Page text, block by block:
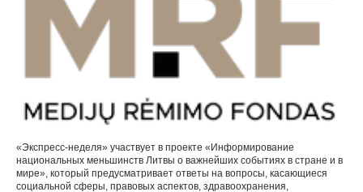
«Экспресс-неделя» участвует в проекте «Информирование
национальных меньшинств Литвы о важнейших событиях в стране и в
мире», который предусматривает ответы на вопросы, касающиеся
социальной сферы, правовых аспектов, здравоохранения,